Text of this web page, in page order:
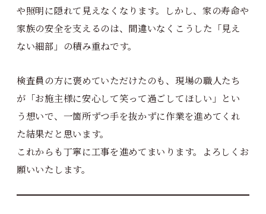
や照明に隠れて見えなくなります。しかし、家の寿命や
家族の安全を支えるのは、間違いなくこうした「見え
ない細部」の積み重ねです。
検査員の方に褒めていただけたのも、現場の職人たち
が「お施主様に安心して笑って過ごしてほしい」とい
う想いで、一箇所ずつ手を抜かずに作業を進めてくれ
た結果だと思います。
これからも丁寧に工事を進めてまいります。よろしくお
願いいたします。